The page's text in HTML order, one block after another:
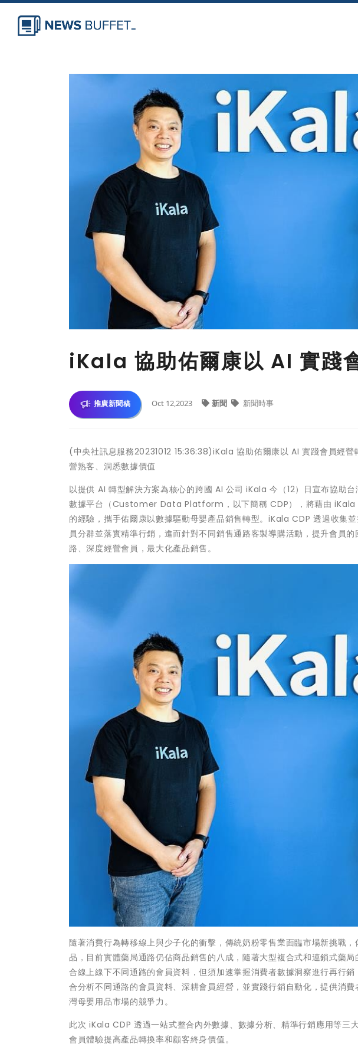
iKala 協助佑爾康以 AI 實踐
推廣新聞稿 Oct 12,2023 新聞 新聞時事
(中央社訊息服務20231012 15:36:38)iKala 協助佑爾康以 AI 實踐會員經
營熟客、洞悉數據價值
以提供 AI 轉型解決方案為核心的跨國 AI 公司 iKala 今（12）日宣布協助
數據平台（Customer Data Platform，以下簡稱 CDP），將藉由 iKala
的經驗，攜手佑爾康以數據驅動母嬰產品銷售轉型。iKala CDP 透過收集
員分群並落實精準行銷，進而針對不同銷售通路客製導購活動，提升會員
路、深度經營會員，最大化產品銷售。
隨著消費行為轉移線上與少子化的衝擊，傳統奶粉零售業面臨市場新挑戰
品，目前實體藥局通路仍佔商品銷售的八成，隨著大型複合式和連鎖式藥
合線上線下不同通路的會員資料，但須加速掌握消費者數據洞察進行再行
合分析不同通路的會員資料、深耕會員經營，並實踐行銷自動化，提供消
灣母嬰用品市場的競爭力。
此次 iKala CDP 透過一站式整合內外數據、數據分析、精準行銷應用等三
會員體驗提高產品轉換率和顧客終身價值。